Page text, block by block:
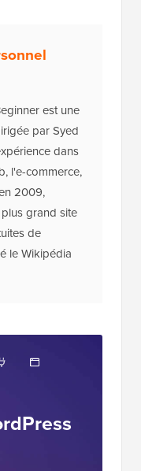
est une
par Syed
dans
l'e-commerce,
2009,
grand site
de
le Wikipédia